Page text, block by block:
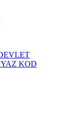
KOD